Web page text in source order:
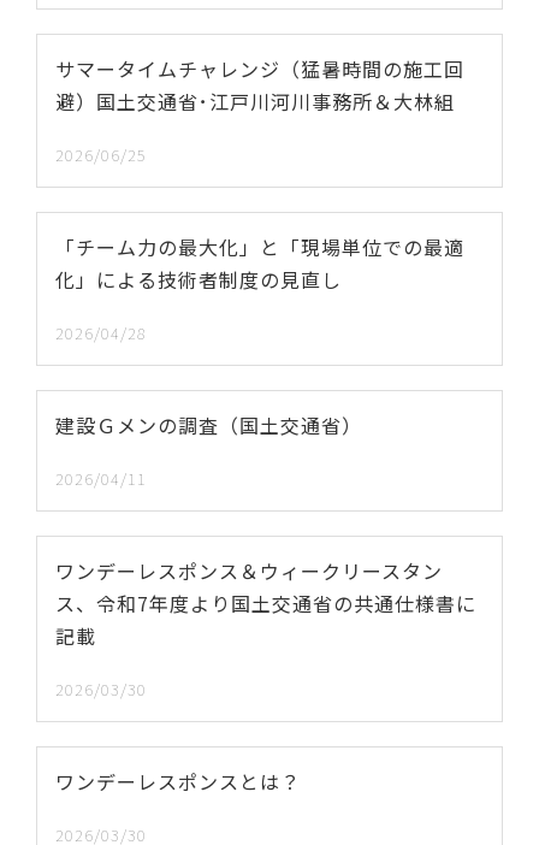
サマータイムチャレンジ（猛暑時間の施工回
避）国土交通省･江戸川河川事務所＆大林組
2026/06/25
「チーム力の最大化」と「現場単位での最適
化」による技術者制度の見直し
2026/04/28
建設Ｇメンの調査（国土交通省）
2026/04/11
ワンデーレスポンス＆ウィークリースタン
ス、令和7年度より国土交通省の共通仕様書に
記載
2026/03/30
ワンデーレスポンスとは？
2026/03/30